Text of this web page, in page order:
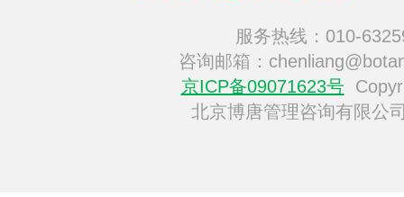
服务热线：010-
咨询邮箱：
京ICP备09071623号
北京博唐管理咨询有限公